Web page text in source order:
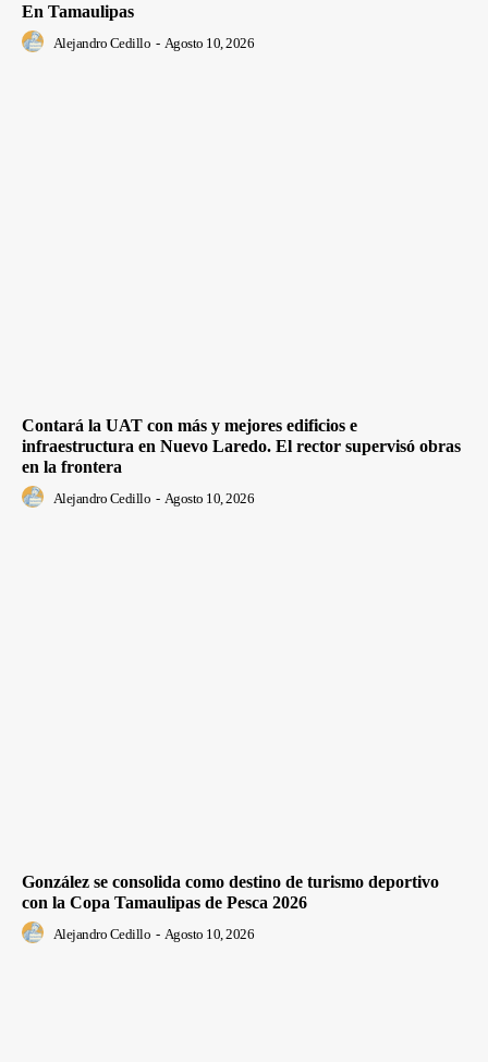
En Tamaulipas
Alejandro Cedillo - Agosto 10, 2026
Contará la UAT con más y mejores edificios e
infraestructura en Nuevo Laredo. El rector supervisó obras
en la frontera
Alejandro Cedillo - Agosto 10, 2026
González se consolida como destino de turismo deportivo
con la Copa Tamaulipas de Pesca 2026
Alejandro Cedillo - Agosto 10, 2026